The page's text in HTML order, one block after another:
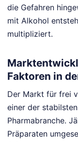
die Gefahren
mit Alkohol
multipliziert.
Faktoren in
Der Markt für frei
einer der
Pharmabranche.
Präparaten